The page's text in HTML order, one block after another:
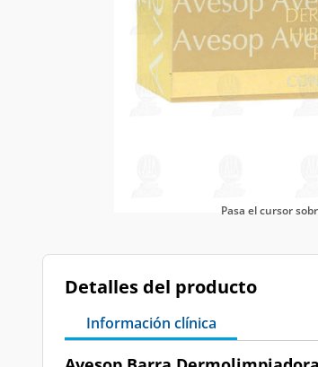
Pasa el cursor
Detalles del producto
Información clínica